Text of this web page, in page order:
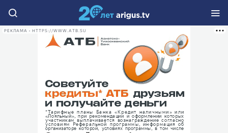
РЕКЛАМА • HTTPS://WWW.ATB.SU